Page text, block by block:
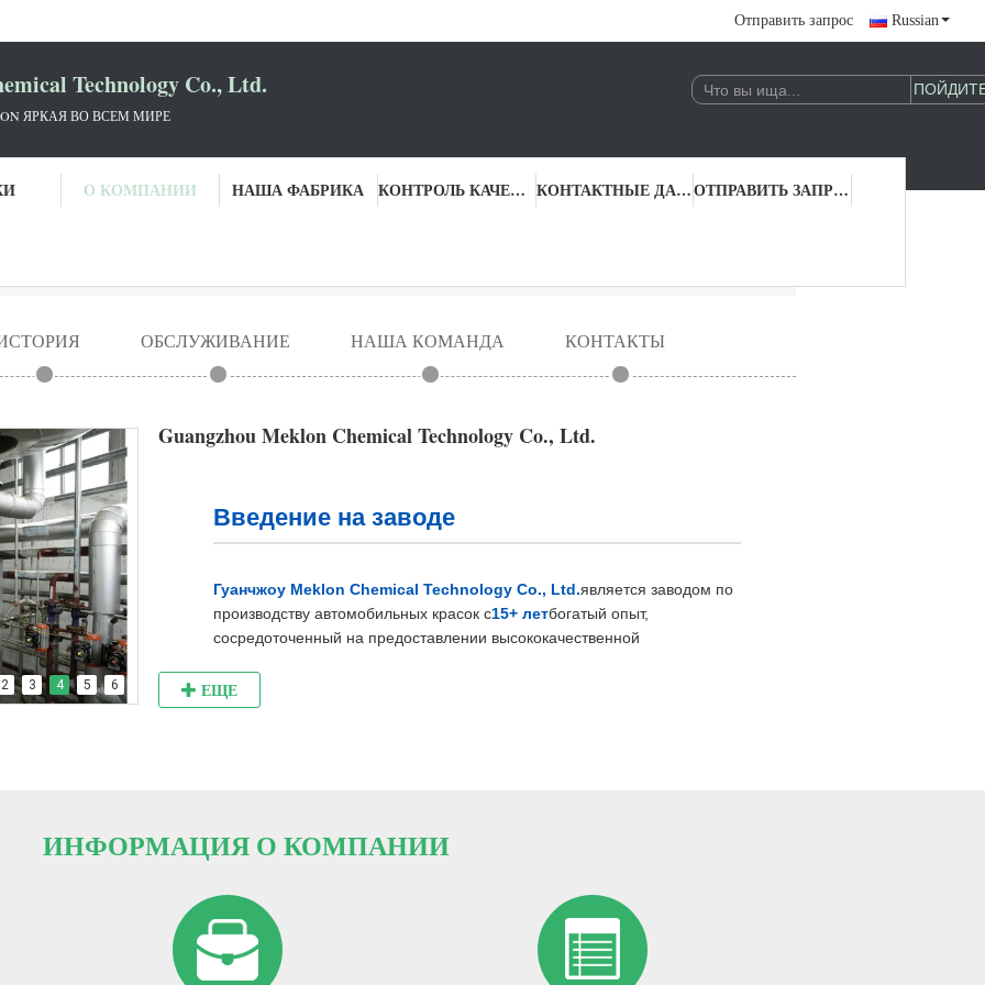
Отправить запрос Russian
Technology Co., Ltd.
ЯРКАЯ ВО ВСЕМ МИРЕ
О КОМПАНИИ НАША ФАБРИКА КОНТРОЛЬ КАЧЕСТВА КОНТАКТНЫЕ ДАННЫЕ ОТПРАВИТЬ ЗАПРОС
ОБСЛУЖИВАНИЕ НАША КОМАНДА КОНТАКТЫ
2 3 4 5 6
Guangzhou Meklon Chemical Technology Co., Ltd.
Введение на заводе
Гуанчжоу Meklon Chemical Technology Co., Ltd.является заводом по
производству автомобильных красок с15+ летбогатый опыт,
сосредоточенный на предоставлении высококачественной
Как профессиональный производитель автомобильных красок, мы
Производственный цех просторный и светлый, а окружающая среда
производственное оборудование и процессы, но и производственные
принципы
относящийся к окружающей среде
строго соблюдается. Для обеспечения безопасности сотрудников и
бесперебойного хода производства в цехе установлена ​​чувствительная
ЕЩЕ
ИНФОРМАЦИЯ О КОМПАНИИ